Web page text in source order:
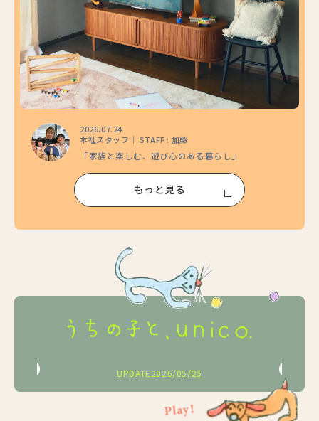
2026.07.24
本社スタッフ｜ STAFF : 加藤
「家族と楽しむ、遊び心のある暮らし」
もっと見る
2026/05/25